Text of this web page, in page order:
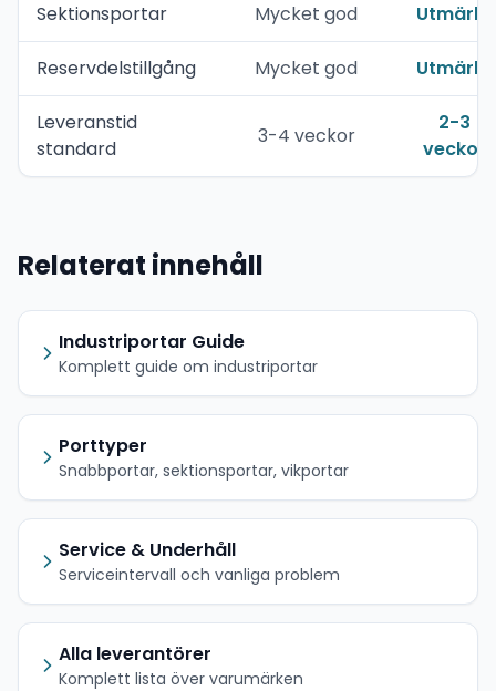
Sektionsportar Mycket god Utmärkt
Reservdelstillgång Mycket god Utmärkt
Leveranstid
standard
3-4 veckor
2-3
veckor
Relaterat innehåll
Industriportar Guide
Komplett guide om industriportar
Porttyper
Snabbportar, sektionsportar, vikportar
Service & Underhåll
Serviceintervall och vanliga problem
Alla leverantörer
Komplett lista över varumärken